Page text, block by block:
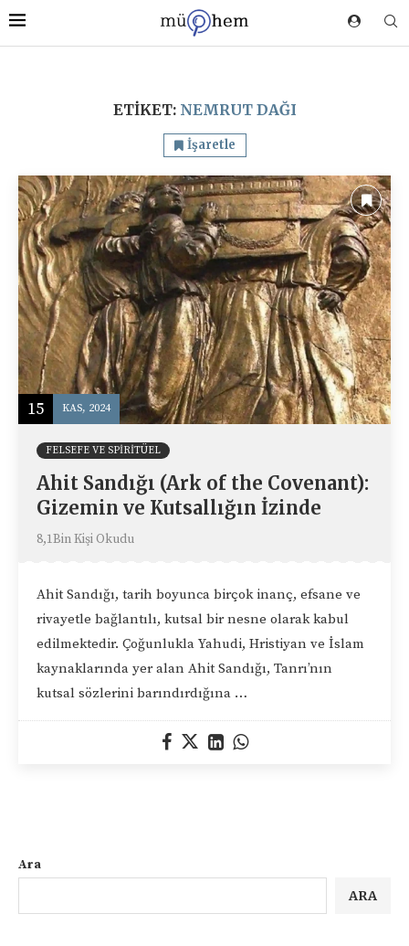
ETIKET: NEMRUT DAĞI
İşaretle
15 KAS, 2024
FELSEFE VE SPIRITÜEL
Ahit Sandığı (Ark of the Covenant):
Gizemin ve Kutsallığın İzinde
8,1Bin Kişi Okudu
Ahit Sandığı, tarih boyunca birçok inanç, efsane ve
rivayetle bağlantılı, kutsal bir nesne olarak kabul
edilmektedir. Çoğunlukla Yahudi, Hristiyan ve İslam
kaynaklarında yer alan Ahit Sandığı, Tanrı’nın
kutsal sözlerini barındırdığına …
Ara
ARA